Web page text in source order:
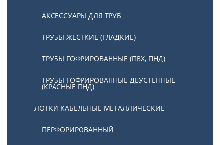
АКСЕССУАРЫ ДЛЯ ТРУБ
ТРУБЫ ЖЕСТКИЕ (ГЛАДКИЕ)
ТРУБЫ ГОФРИРОВАННЫЕ (ПВХ, ПНД)
ТРУБЫ ГОФРИРОВАННЫЕ ДВУСТЕННЫЕ
(КРАСНЫЕ ПНД)
ЛОТКИ КАБЕЛЬНЫЕ МЕТАЛЛИЧЕСКИЕ
ПЕРФОРИРОВАННЫЙ